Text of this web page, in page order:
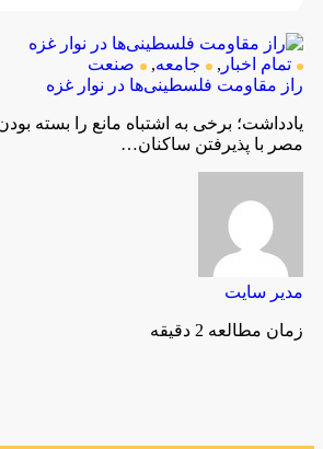
تمام اخبار , جامعه,
صنعت
راز مقاومت فلسطینی‌ها در نوار غزه
یادداشت؛ برخی به اشتباه مانع را بسته
مصر با پذیرفتن ساکنان…
مدیر سایت
زمان مطالعه 2 دقیقه